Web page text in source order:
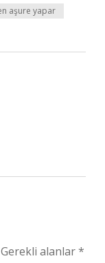
aşure yapar
Gerekli alanlar*